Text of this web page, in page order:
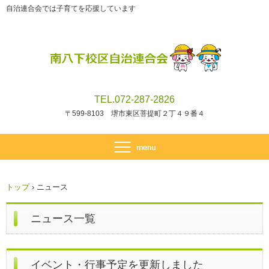
自治連合会では子育てを応援しています
TEL.072-287-2826
〒599-8103 堺市東区菩提町２丁４９番４
トップ › ニュース
ニュース一覧
イベント・行事予定を更新しました